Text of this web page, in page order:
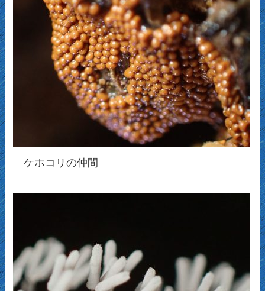
ケホコリの仲間